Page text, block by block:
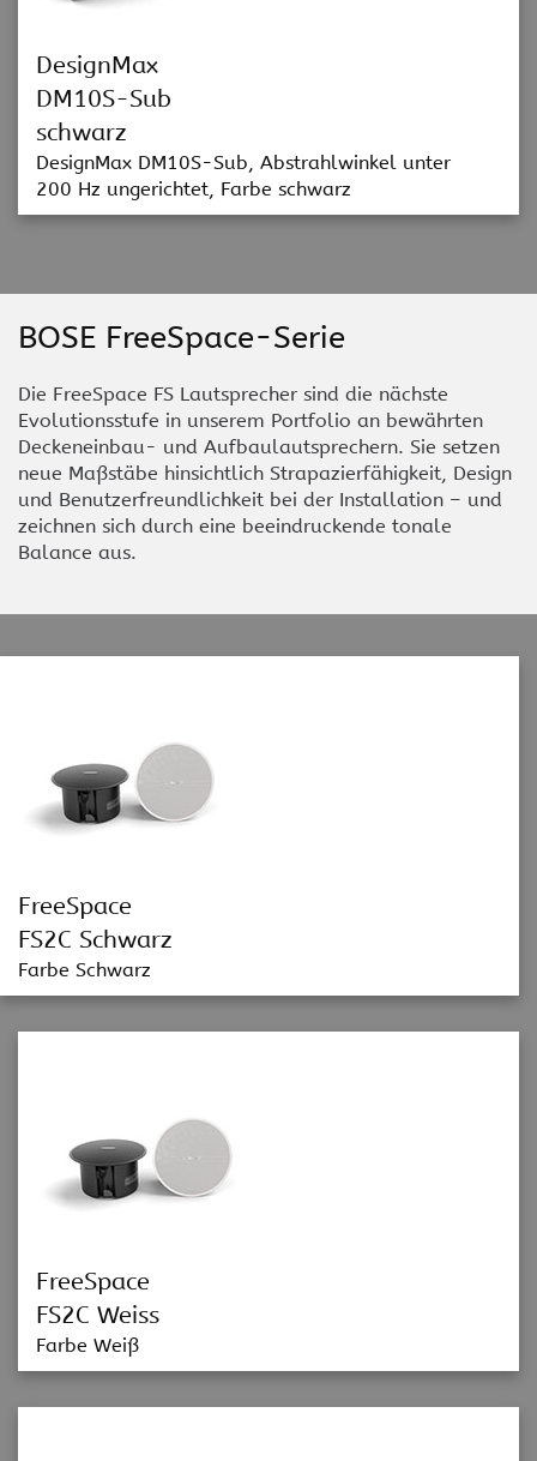
DesignMax
DM10S-Sub
schwarz
DesignMax DM10S-Sub, Abstrahlwinkel unter
200 Hz ungerichtet, Farbe schwarz
BOSE FreeSpace-Serie
Die FreeSpace FS Lautsprecher sind die nächste
Evolutionsstufe in unserem Portfolio an bewährten
Deckeneinbau- und Aufbaulautsprechern. Sie setzen
neue Maßstäbe hinsichtlich Strapazierfähigkeit, Design
und Benutzerfreundlichkeit bei der Installation – und
zeichnen sich durch eine beeindruckende tonale
Balance aus.
FreeSpace
FS2C Schwarz
Farbe Schwarz
FreeSpace
FS2C Weiss
Farbe Weiß